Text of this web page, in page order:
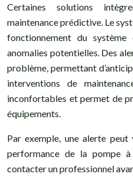
Certaines solutions
maintenance prédictive. Le
fonctionnement du
anomalies potentielles. Des
problème, permettant
interventions de
inconfortables et permet de
équipements.
Par exemple, une alerte peut
performance de la pompe
contacter un professionnel